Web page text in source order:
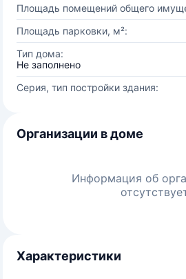
Площадь помещений общего
Площадь парковки, м²:
Тип дома:
Не заполнено
Серия, тип постройки здания:
Организации в доме
Информация об
Характеристики